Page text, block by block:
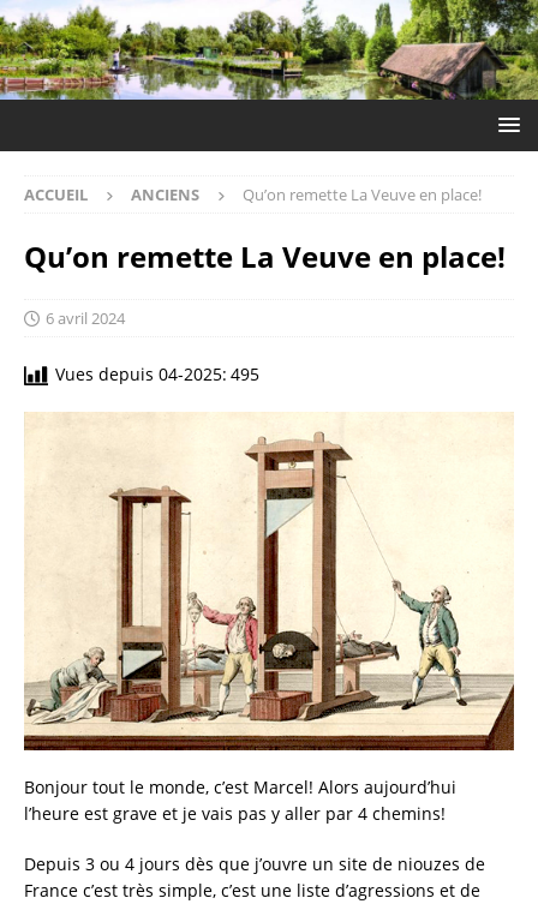
ACCUEIL ANCIENS Qu’on remette La Veuve en place!
Qu’on remette La Veuve en place!
6 avril 2024
Vues depuis 04-2025: 495
Bonjour tout le monde, c’est Marcel! Alors aujourd’hui
l’heure est grave et je vais pas y aller par 4 chemins!
Depuis 3 ou 4 jours dès que j’ouvre un site de niouzes de
France c’est très simple, c’est une liste d’agressions et de